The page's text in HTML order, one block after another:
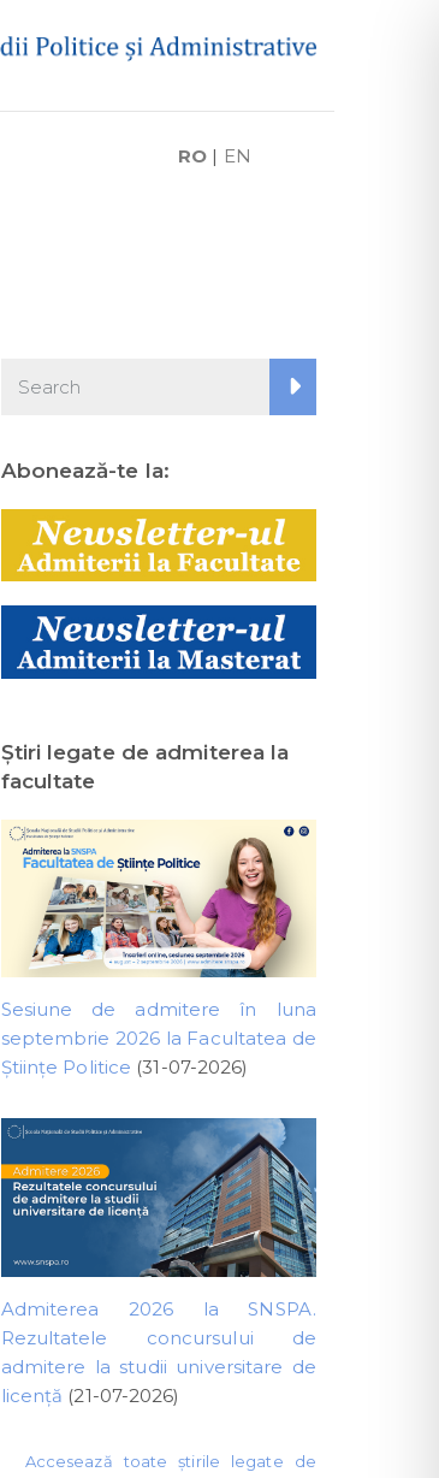
RO | EN
Abonează-te la:
Ştiri legate de admiterea la
facultate
Sesiune de admitere în luna
septembrie 2026 la Facultatea de
Științe Politice (31-07-2026)
Admiterea 2026 la SNSPA.
Rezultatele concursului de
admitere la studii universitare de
licență (21-07-2026)
Accesează toate știrile legate de